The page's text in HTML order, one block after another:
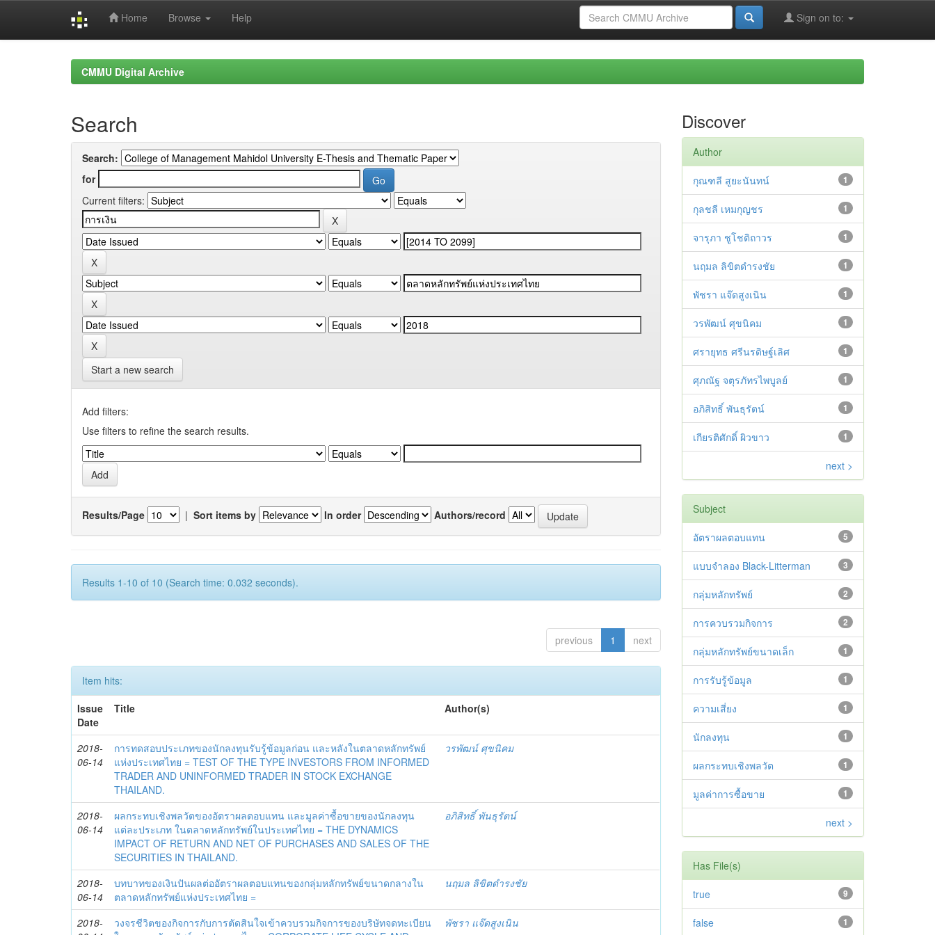
Home Browse Help Sign on to:
CMMU Digital Archive
Search
Search:
for
Current filters:
Start a new search
Add filters:
Use filters to refine the search results.
Results/Page | Sort items by In order Authors/record
Results 1-10 of 10 (Search time: 0.032 seconds).
previous 1 next
Item hits:
Issue
Date
Title Author(s)
2018-
06-14
การทดสอบประเภทของนักลงทุนรับรู้ข้อมูลก่อน และหลังในตลาดหลักทรัพย์
แห่งประเทศไทย = TEST OF THE TYPE INVESTORS FROM INFORMED
TRADER AND UNINFORMED TRADER IN STOCK EXCHANGE
THAILAND.
วรพัฒน์ ศุขนิคม
2018-
06-14
ผลกระทบเชิงพลวัตของอัตราผลตอบแทน และมูลค่าซื้อขายของนักลงทุน
แต่ละประเภท ในตลาดหลักทรัพย์ในประเทศไทย = THE DYNAMICS
IMPACT OF RETURN AND NET OF PURCHASES AND SALES OF THE
SECURITIES IN THAILAND.
อภิสิทธิ์ พันธุรัตน์
2018-
06-14
บทบาทของเงินปันผลต่ออัตราผลตอบแทนของกลุ่มหลักทรัพย์ขนาดกลางใน
ตลาดหลักทรัพย์แห่งประเทศไทย =
นฤมล ลิขิตดำรงชัย
2018-
วงจรชีวิตของกิจการกับการตัดสินใจเข้าควบรวมกิจการของบริษัทจดทะเบียน
พัชรา แจ๊ดสูงเนิน
Discover
Author
1
กุณฑลี สูยะนันทน์
1
กุลชลี เหมกุญชร
1
จารุภา ชูโชติถาวร
1
นฤมล ลิขิตดำรงชัย
1
พัชรา แจ๊ดสูงเนิน
1
วรพัฒน์ ศุขนิคม
1
ศรายุทธ ศรีนรดิษฐ์เลิศ
1
ศุภณัฐ จตุรภัทรไพบูลย์
1
อภิสิทธิ์ พันธุรัตน์
1
เกียรติศักดิ์ ผิวขาว
next >
Subject
5
อัตราผลตอบแทน
3
แบบจำลอง Black-Litterman
2
กลุ่มหลักทรัพย์
2
การควบรวมกิจการ
1
กลุ่มหลักทรัพย์ขนาดเล็ก
1
การรับรู้ข้อมูล
1
ความเสี่ยง
1
นักลงทุน
1
ผลกระทบเชิงพลวัต
1
มูลค่าการซื้อขาย
next >
Has File(s)
9
true
1
false